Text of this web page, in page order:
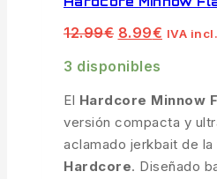
12.99€ El
original
12.99€.
8.99€ El
8.99€.
IVA incl.
3 disponibles
El Hardcore Minnow
versión compacta y
aclamado jerkbait de
Hardcore. Diseñado